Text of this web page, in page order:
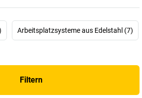
Arbeitsplatzsysteme aus Edelstahl (7)
Filtern